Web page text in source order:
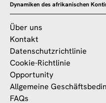
Dynamiken des afrikanischen
Über uns
Kontakt
Datenschutzrichtlinie
Cookie-Richtlinie
Opportunity
Allgemeine
FAQs